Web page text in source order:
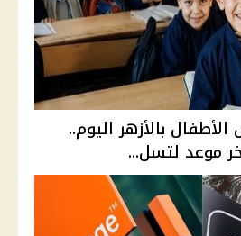
بالأزهر اليوم..
موعد لتسل...